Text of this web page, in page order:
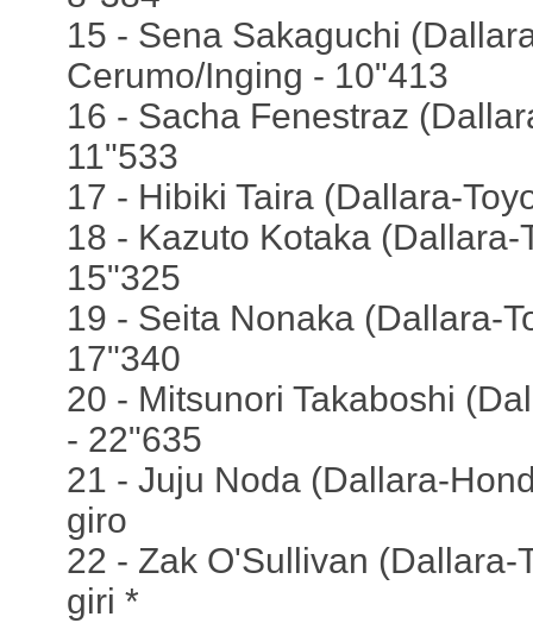
15 - Sena Sakaguchi
Cerumo/Inging - 10"413
16 - Sacha Fenestraz
11"533
17 - Hibiki Taira (Dallara-
18 - Kazuto Kotaka (Dallara-
15"325
19 - Seita Nonaka (Dallara-
17"340
20 - Mitsunori Takaboshi
- 22"635
21 - Juju Noda (Dallara-
giro
22 - Zak O'Sullivan (Dallara-
giri *